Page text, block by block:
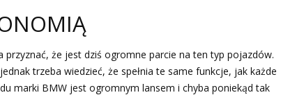
że jest dziś ogromne parcie na ten typ pojazdów.
trzeba wiedzieć, że spełnia te same funkcje, jak każde
marki BMW jest ogromnym lansem i chyba poniekąd tak